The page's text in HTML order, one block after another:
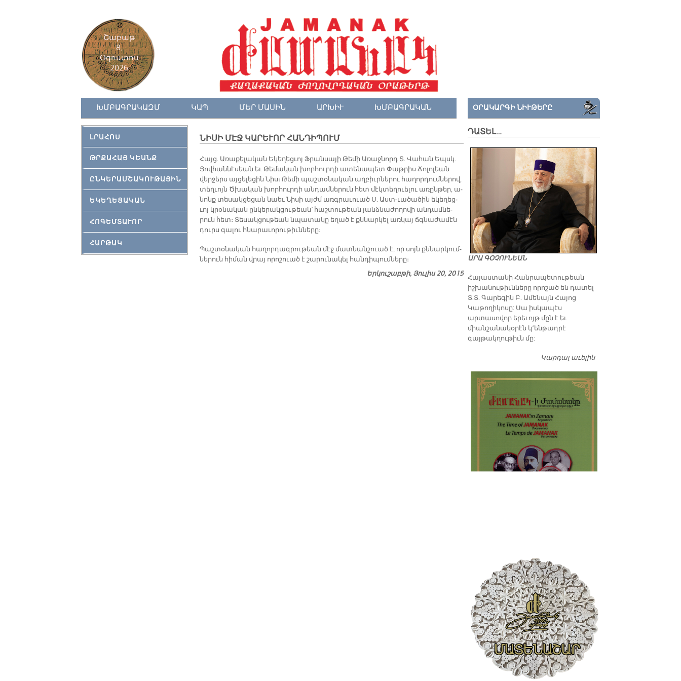
Շաբաթ
8,
Օգոստոս
2026
ԽՄԲԱԳՐԱԿԱԶՄ ԿԱՊ ՄԵՐ ՄԱՍԻՆ ԱՐԽԻՒ ԽՄԲԱԳՐԱԿԱՆ
ԼՐԱՀՈՍ
ԹՐՔԱՀԱՅ ԿԵԱՆՔ
ԸՆԿԵՐԱՄՇԱԿՈՒԹԱՅԻՆ
ԵԿԵՂԵՑԱԿԱՆ
ՀՈԳԵՄՏԱՒՈՐ
ՀԱՐԹԱԿ
ՆԻՍԻ ՄԷՋ ԿԱՐԵՒՈՐ ՀԱՆԴԻՊՈՒՄ
Հայց. Ա­ռա­քե­լա­կան Ե­կե­ղեց­ւոյ Ֆրան­սա­յի Թե­մի Ա­ռաջ­նորդ Տ. Վա­հան Եպսկ.
Յով­հան­նէ­սեան եւ Թե­մա­կան խոր­հուր­դի ա­տե­նա­պետ Փաթ­րիս Ճո­լո­լեան
վեր­ջերս այ­ցե­լե­ցին Նիս։ Թե­մի պաշ­տօ­նա­կան աղ­բիւր­նե­րու հա­ղոր­դում­նե­րով,
տեղ­ւոյն Ծխա­կան խոր­հուր­դի ան­դամ­նե­րուն հետ մէկ­տե­ղուե­լու ա­ռըն­թեր, ա­
նոնք տե­սակ­ցե­ցան նաեւ Նի­սի այժմ առգ­րա­ւուած Ս. Աստ-ւա­ծա­ծին ե­կե­ղեց­
ւոյ կրօ­նա­կան ըն­կե­րակ­ցու­թեան՝ հաշ­տու­թեան յանձ­նա­ժո­ղո­վի ան­դամ­նե­
րուն հետ։ Տե­սակ­ցու­թեան նպա­տա­կը ե­ղած է քննար­կել առ­կայ ճգնա­ժա­մէն
դուրս գա­լու հնա­րա­ւո­րու­թիւն­նե­րը։
Պաշ­տօ­նա­կան հա­ղոր­դագ­րու­թեան մէջ մատ­նանշուած է, որ սոյն քննար­կում­
նե­րուն հի­ման վրայ ո­րո­շուած է շա­րու­նա­կել հան­դի­պում­նե­րը։
Երկուշաբթի, Յուլիս 20, 2015
ՕՐԱԿԱՐԳԻ ՆԻՒԹԵՐԸ
ԴԱՏԵԼ…
ԱՐԱ ԳՕՉՈՒՆԵԱՆ
​Հայաստանի Հանրապետութեան
իշխանութիւնները որոշած են դատել
Տ.Տ. Գարեգին Բ. Ամենայն Հայոց
Կաթողիկոսը: Սա իսկապէս
արտասովոր երեւոյթ մըն է եւ
միանշանակօրէն կ՚ենթադրէ
գայթակղութիւն մը:
Կարդալ աւելինԴատել…